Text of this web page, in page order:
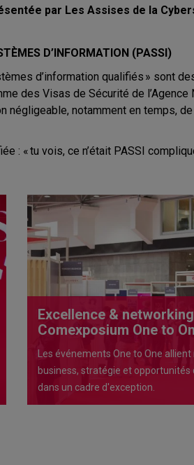
par Les Assises de la
D’INFORMATION (PASSI)
d’information qualifiés » sont
des Visas de Sécurité de
négligeable, notamment en temps,
: « tu vois, ce n’était PASSI
Excellence &
Comexposium One to
Les événements One to One
business, stratégie et opportunités
dans un cadre d'exception.